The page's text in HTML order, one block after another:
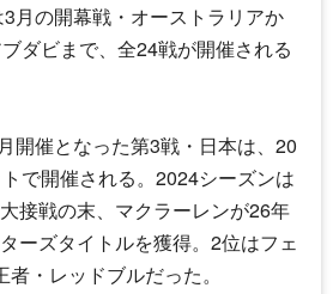
月の開幕戦・オーストラリアか
ダビまで、全24戦が開催される
開催となった第3戦・日本は、20
で開催される。2024シーズンは
接戦の末、マクラーレンが26年
ーズタイトルを獲得。2位はフェ
・レッドブルだった。